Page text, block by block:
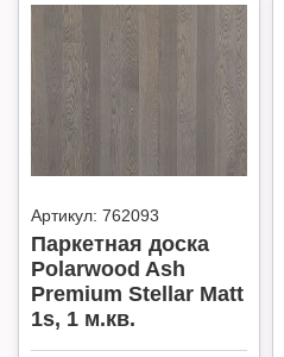
Артикул: 762093
Паркетная доска
Polarwood Ash
Premium Stellar Matt
1s, 1 м.кв.